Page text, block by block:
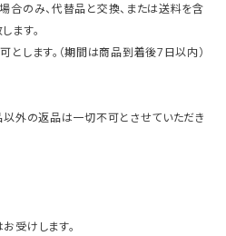
のみ、代替品と交換、または送料を含
ます。
します。（期間は商品到着後7日以内）
外の返品は一切不可とさせていただき
受けします。